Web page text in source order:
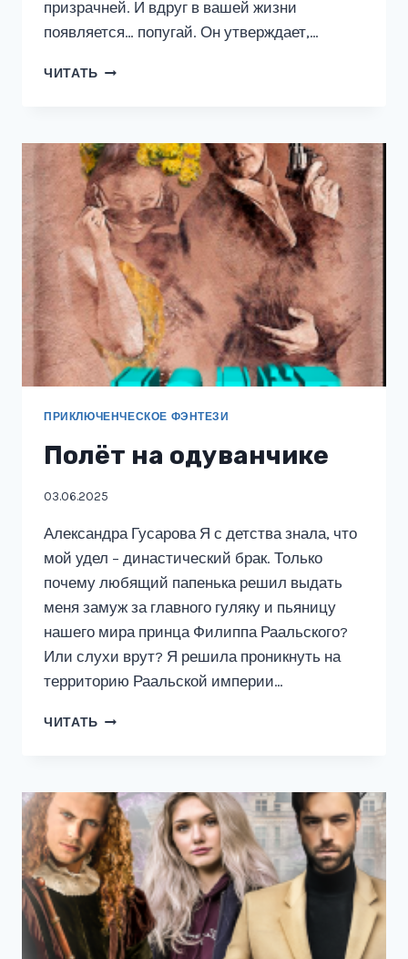
призрачней. И вдруг в вашей жизни
появляется… попугай. Он утверждает,…
ЧИТАТЬ ПОСЛЕДНЯЯ
ПРИКЛЮЧЕНЧЕСКОЕ ФЭНТЕЗИ
Полёт на одуванчике
03.06.2025
Александра Гусарова Я с детства знала, что
мой удел – династический брак. Только
почему любящий папенька решил выдать
меня замуж за главного гуляку и пьяницу
нашего мира принца Филиппа Раальского?
Или слухи врут? Я решила проникнуть на
территорию Раальской империи…
ЧИТАТЬ ПОЛЁТ